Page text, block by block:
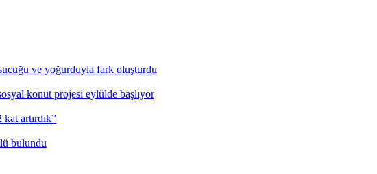
ve yoğurduyla fark oluşturdu
konut projesi eylülde başlıyor
artırdık”
bulundu